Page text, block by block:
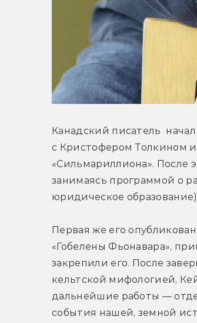
Канадский писатель
с Кристофером Толкином
«Сильмариллиона». После
занимаясь программой о
юридическое
Первая же его
«Гобелены Фьонавара»,
закрепили его. После
кельтской мифологией,
дальнейшие работы —
события нашей, земной